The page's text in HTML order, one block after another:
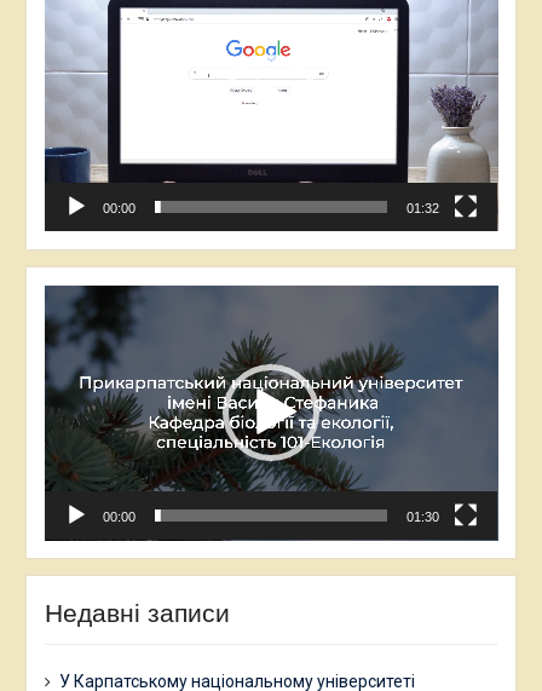
00:00 01:32
Відеопрогравач
00:00 01:30
Недавні записи
У Карпатському національному університеті